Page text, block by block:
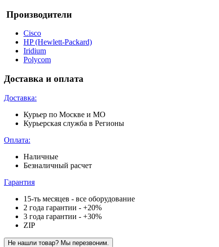
Производители
Cisco
HP (Hewlett-Packard)
Iridium
Polycom
Доставка и оплата
Доставка:
Курьер по Москве и МО
Курьерская служба в Регионы
Оплата:
Наличные
Безналичный расчет
Гарантия
15-ть месяцев - все оборудование
2 года гарантии - +20%
3 года гарантии - +30%
ZIP
Не нашли товар? Мы перезвоним.